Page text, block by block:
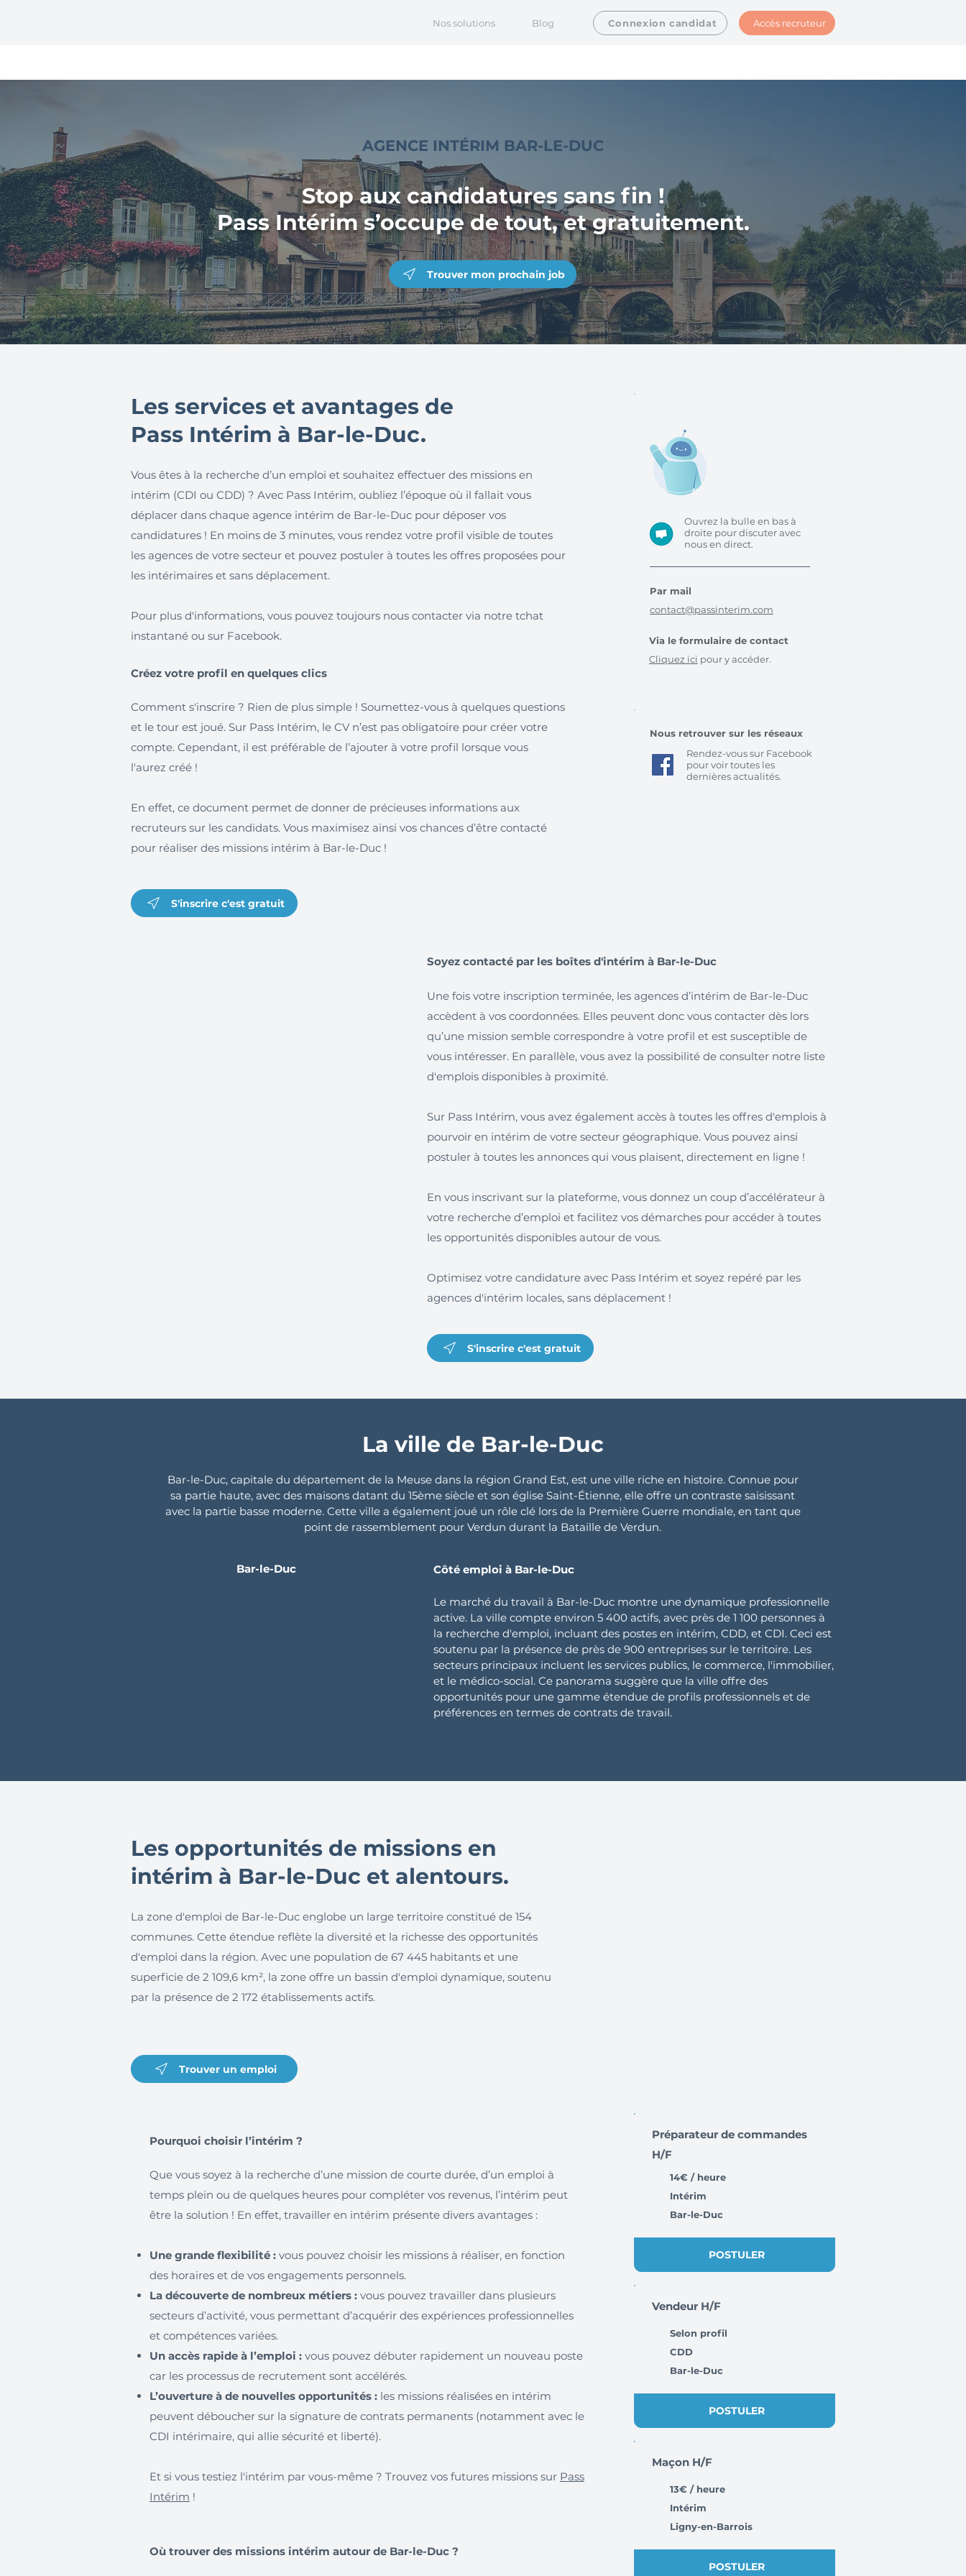
Nos solutions Blog Connexion candidat Accès recruteur
Bar-le-Duc
AGENCE INTÉRIM BAR-LE-DUC
Stop aux candidatures sans fin !
Pass Intérim s’occupe de tout, et gratuitement.
Trouver mon prochain job
Les services et avantages de
Pass Intérim à Bar-le-Duc.
Vous êtes à la recherche d’un emploi et souhaitez effectuer des missions en
intérim (CDI ou CDD) ? Avec Pass Intérim, oubliez l’époque où il fallait vous
déplacer dans chaque agence intérim de Bar-le-Duc pour déposer vos
candidatures ! En moins de 3 minutes, vous rendez votre profil visible de toutes
les agences de votre secteur et pouvez postuler à toutes les offres proposées pour
les intérimaires et sans déplacement.
Pour plus d'informations, vous pouvez toujours nous contacter via notre tchat
instantané ou sur Facebook.
Créez votre profil en quelques clics
Comment s'inscrire ? Rien de plus simple ! Soumettez-vous à quelques questions
et le tour est joué. Sur Pass Intérim, le CV n’est pas obligatoire pour créer votre
compte. Cependant, il est préférable de l’ajouter à votre profil lorsque vous
l'aurez créé !
En effet, ce document permet de donner de précieuses informations aux
recruteurs sur les candidats. Vous maximisez ainsi vos chances d’être contacté
pour réaliser des missions intérim à Bar-le-Duc !
Ouvrez la bulle en bas à
droite pour discuter avec
nous en direct.
Par mail
contact@passinterim.com
Via le formulaire de contact
Cliquez ici pour y accéder.
Nous retrouver sur les réseaux
Rendez-vous sur Facebook
pour voir toutes les
dernières actualités.
S'inscrire c'est gratuit
Soyez contacté par les boîtes d'intérim à Bar-le-Duc
Une fois votre inscription terminée, les agences d’intérim de Bar-le-Duc
accèdent à vos coordonnées. Elles peuvent donc vous contacter dès lors
qu’une mission semble correspondre à votre profil et est susceptible de
vous intéresser. En parallèle, vous avez la possibilité de consulter notre liste
d'emplois disponibles à proximité.
Sur Pass Intérim, vous avez également accès à toutes les offres d'emplois à
pourvoir en intérim de votre secteur géographique. Vous pouvez ainsi
postuler à toutes les annonces qui vous plaisent, directement en ligne !
En vous inscrivant sur la plateforme, vous donnez un coup d’accélérateur à
votre recherche d’emploi et facilitez vos démarches pour accéder à toutes
les opportunités disponibles autour de vous.
Optimisez votre candidature avec Pass Intérim et soyez repéré par les
agences d'intérim locales, sans déplacement !
S'inscrire c'est gratuit
La ville de Bar-le-Duc
Bar-le-Duc, capitale du département de la Meuse dans la région Grand Est, est une ville riche en histoire. Connue pour
sa partie haute, avec des maisons datant du 15ème siècle et son église Saint-Étienne, elle offre un contraste saisissant
avec la partie basse moderne. Cette ville a également joué un rôle clé lors de la Première Guerre mondiale, en tant que
point de rassemblement pour Verdun durant la Bataille de Verdun.
Bar-le-Duc Côté emploi à Bar-le-Duc
Le marché du travail à Bar-le-Duc montre une dynamique professionnelle
active. La ville compte environ 5 400 actifs, avec près de 1 100 personnes à
la recherche d'emploi, incluant des postes en intérim, CDD, et CDI. Ceci est
soutenu par la présence de près de 900 entreprises sur le territoire. Les
secteurs principaux incluent les services publics, le commerce, l'immobilier,
et le médico-social. Ce panorama suggère que la ville offre des
opportunités pour une gamme étendue de profils professionnels et de
préférences en termes de contrats de travail​.
Les opportunités de missions en
intérim à Bar-le-Duc et alentours.
La zone d'emploi de Bar-le-Duc englobe un large territoire constitué de 154
communes. Cette étendue reflète la diversité et la richesse des opportunités
d'emploi dans la région. Avec une population de 67 445 habitants et une
superficie de 2 109,6 km², la zone offre un bassin d'emploi dynamique, soutenu
par la présence de 2 172 établissements actifs.
Trouver un emploi
Pourquoi choisir l’intérim ?
Que vous soyez à la recherche d’une mission de courte durée, d’un emploi à
temps plein ou de quelques heures pour compléter vos revenus, l’intérim peut
être la solution ! En effet, travailler en intérim présente divers avantages :
Une grande flexibilité : vous pouvez choisir les missions à réaliser, en fonction
des horaires et de vos engagements personnels.
La découverte de nombreux métiers : vous pouvez travailler dans plusieurs
secteurs d’activité, vous permettant d’acquérir des expériences professionnelles
et compétences variées.
Un accès rapide à l’emploi : vous pouvez débuter rapidement un nouveau poste
car les processus de recrutement sont accélérés.
L’ouverture à de nouvelles opportunités : les missions réalisées en intérim
peuvent déboucher sur la signature de contrats permanents (notamment avec le
CDI intérimaire, qui allie sécurité et liberté).
Et si vous testiez l'intérim par vous-même ? Trouvez vos futures missions sur Pass
Intérim !
Où trouver des missions intérim autour de Bar-le-Duc ?
Préparateur de commandes
H/F
14€ / heure
Intérim
Bar-le-Duc
POSTULER
Vendeur H/F
Selon profil
CDD
Bar-le-Duc
POSTULER
Maçon H/F
13€ / heure
Intérim
Ligny-en-Barrois
POSTULER